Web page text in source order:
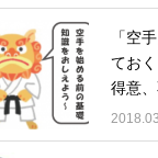
「空
てお
得意